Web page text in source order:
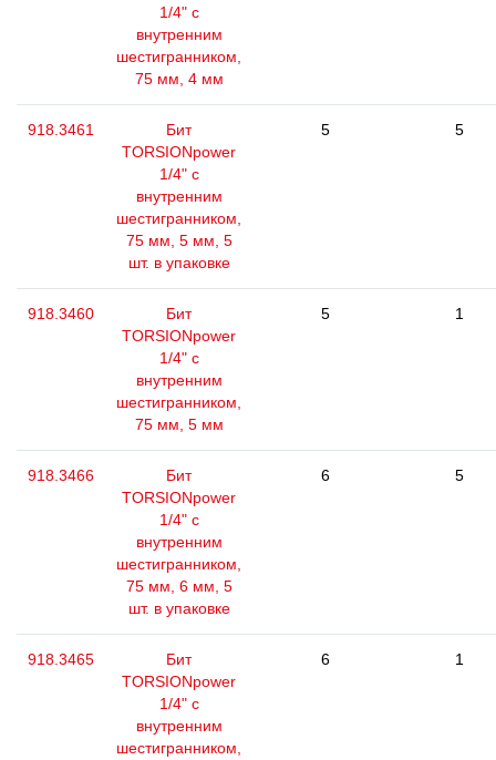
1/4" с
внутренним
шестигранником,
75 мм, 4 мм
918.3461
Бит
TORSIONpower
1/4" с
внутренним
шестигранником,
75 мм, 5 мм, 5
шт. в упаковке
5 5
918.3460
Бит
TORSIONpower
1/4" с
внутренним
шестигранником,
75 мм, 5 мм
5 1
918.3466
Бит
TORSIONpower
1/4" с
внутренним
шестигранником,
75 мм, 6 мм, 5
шт. в упаковке
6 5
918.3465
Бит
TORSIONpower
1/4" с
внутренним
шестигранником,
6 1